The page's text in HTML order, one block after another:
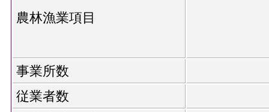
農林漁業項目
事業所数
従業者数